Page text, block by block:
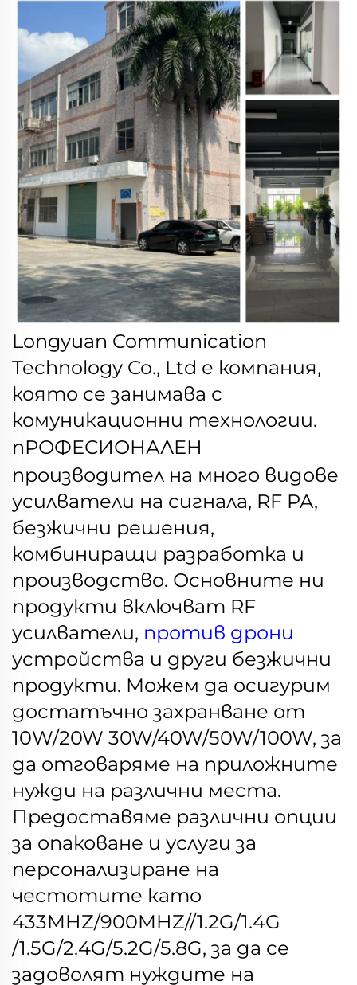
Longyuan Communication
Technology Co., Ltd е компания,
която се занимава с
комуникационни технологии.
пРОФЕСИОНАЛЕН
производител на много видове
усилватели на сигнала, RF PA,
безжични решения,
комбиниращи разработка и
производство. Основните ни
продукти включват RF
усилватели, против дрони
устройства и други безжични
продукти. Можем да осигурим
достатъчно захранване от
10W/20W 30W/40W/50W/100W, за
да отговаряме на приложните
нужди на различни места.
Предоставяме различни опции
за опаковане и услуги за
персонализиране на
честотите като
433MHZ/900MHZ//1.2G/1.4G
/1.5G/2.4G/5.2G/5.8G, за да се
задоволят нуждите на